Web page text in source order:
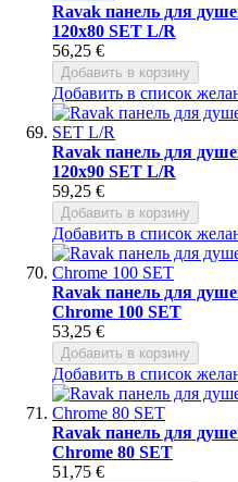
Ravak панель для
120x80 SET L/R
56,25 €
Добавить в корзину
Добавить в список
Ravak панель для
120x90 SET L/R
59,25 €
Добавить в корзину
Добавить в список
Ravak панель для
Chrome 100 SET
53,25 €
Добавить в корзину
Добавить в список
Ravak панель для
Chrome 80 SET
51,75 €